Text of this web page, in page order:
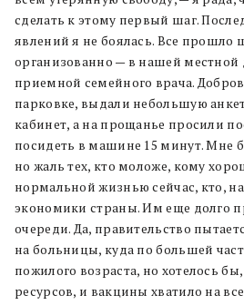
сделать к этому первый шаг.
явлений я не боялась. Все прошло
организованно — в нашей местной
приемной семейного врача.
парковке, выдали небольшую
кабинет, а на прощанье просили
посидеть в машине 15 минут. Мне
но жаль тех, кто моложе, кому
нормальной жизнью сейчас, кто,
экономики страны. Им еще долго
очереди. Да, правительство
на больницы, куда по большей
пожилого возраста, но хотелось
ресурсов, и вакцины хватило на